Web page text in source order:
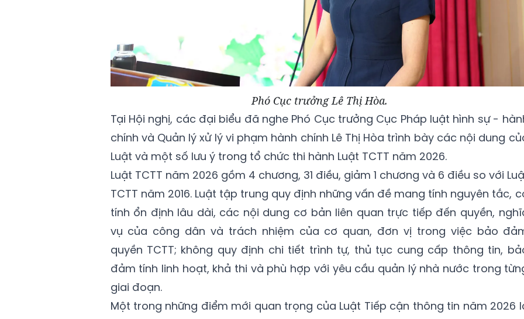
Phó Cục trưởng Lê Thị Hòa.
Tại Hội nghị, các đại biểu đã nghe Phó Cục trưởng Cục Pháp luật hình sự -
chính và Quản lý xử lý vi phạm hành chính Lê Thị Hòa trình bày các nội dung
Luật và một số lưu ý trong tổ chức thi hành Luật TCTT năm 2026.
Luật TCTT năm 2026 gồm 4 chương, 31 điều, giảm 1 chương và 6 điều so với
TCTT năm 2016. Luật tập trung quy định những vấn đề mang tính nguyên tắc,
tính ổn định lâu dài, các nội dung cơ bản liên quan trực tiếp đến quyền,
vụ của công dân và trách nhiệm của cơ quan, đơn vị trong việc bảo
quyền TCTT; không quy định chi tiết trình tự, thủ tục cung cấp thông tin,
đảm tính linh hoạt, khả thi và phù hợp với yêu cầu quản lý nhà nước trong
giai đoạn.
Một trong những điểm mới quan trọng của Luật Tiếp cận thông tin năm 2026